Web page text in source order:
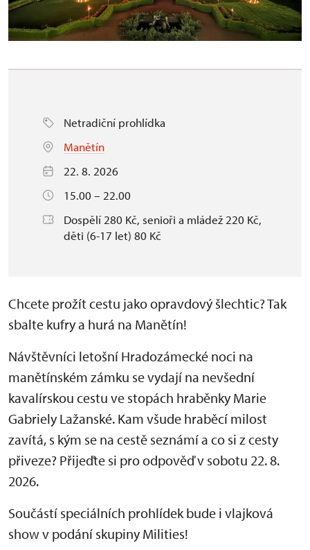
Netradiční prohlídka
Manětín
22. 8. 2026
15.00 – 22.00
Dospělí 280 Kč, senioři a mládež 220 Kč,
děti (6-17 let) 80 Kč
Chcete prožít cestu jako opravdový šlechtic? Tak
sbalte kufry a hurá na Manětín!
Návštěvníci letošní Hradozámecké noci na
manětínském zámku se vydají na nevšední
kavalírskou cestu ve stopách hraběnky Marie
Gabriely Lažanské. Kam všude hraběcí milost
zavítá, s kým se na cestě seznámí a co si z cesty
přiveze? Přijeďte si pro odpověď v sobotu 22. 8.
2026.
Součástí speciálních prohlídek bude i vlajková
show v podání skupiny Milities!